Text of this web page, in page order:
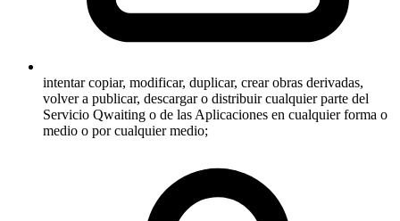
intentar copiar, modificar, duplicar, crear obras derivadas,
volver a publicar, descargar o distribuir cualquier parte del
Servicio Qwaiting o de las Aplicaciones en cualquier forma o
medio o por cualquier medio;